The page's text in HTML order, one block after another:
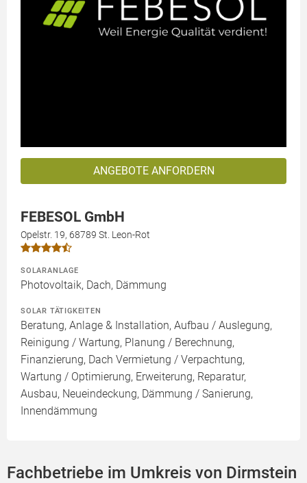
ANGEBOTE ANFORDERN
FEBESOL GmbH
Opelstr. 19, 68789 St. Leon-Rot
SOLARANLAGE
Photovoltaik, Dach, Dämmung
SOLAR TÄTIGKEITEN
Beratung, Anlage & Installation, Aufbau / Auslegung,
Reinigung / Wartung, Planung / Berechnung,
Finanzierung, Dach Vermietung / Verpachtung,
Wartung / Optimierung, Erweiterung, Reparatur,
Ausbau, Neueindeckung, Dämmung / Sanierung,
Innendämmung
Fachbetriebe im Umkreis von Dirmstein